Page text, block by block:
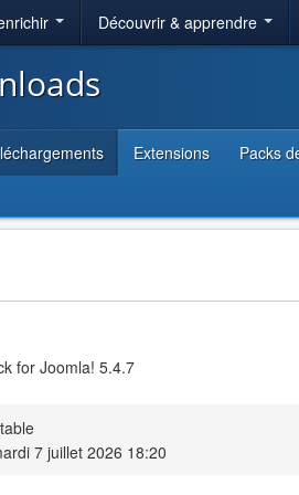
Découvrir & apprendre
Extensions Packs
for Joomla! 5.4.7
7 juillet 2026 18:20